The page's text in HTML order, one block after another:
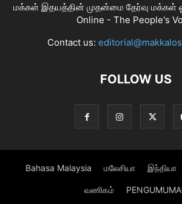
மக்கள் இதயத்தின் முதன்மை தேர்வு மக்கள்
Online - The People's
Contact us:
FOLLOW US
Bahasa Malaysia மலேசியா இந்தியா
வணிகம்